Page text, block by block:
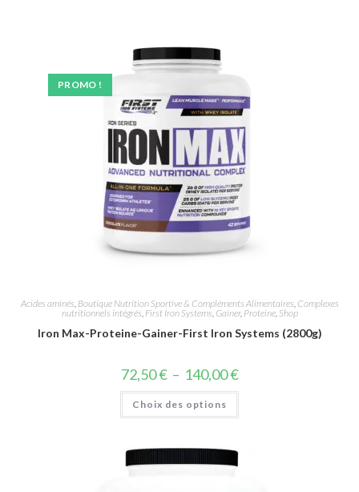
PROMO !
Acides aminés Boutique Nutrition Sportive & Compléments Alimentaires Complexes
nutritionnels intégrés First Iron Systems Gainer, Proteine, Shop
Iron Max-Proteine-Gainer-First Iron Systems (2800g)
72,50€ – 140,00€
Choix des options